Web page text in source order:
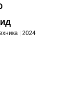
| 2024